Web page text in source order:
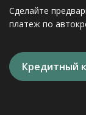
Сделайте
платеж по
Кредитный